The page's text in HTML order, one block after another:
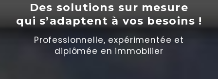
Des solutions sur mesure
qui s’adaptent à vos besoins !
Professionnelle, expérimentée et
diplômée en immobilier